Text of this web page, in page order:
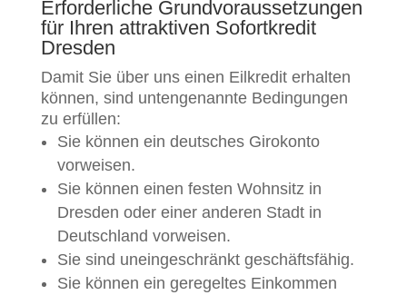
Erforderliche Grundvoraussetzungen
für Ihren attraktiven Sofortkredit
Dresden
Damit Sie über uns einen Eilkredit erhalten
können, sind untengenannte Bedingungen
zu erfüllen:
Sie können ein deutsches Girokonto
vorweisen.
Sie können einen festen Wohnsitz in
Dresden oder einer anderen Stadt in
Deutschland vorweisen.
Sie sind uneingeschränkt geschäftsfähig.
Sie können ein geregeltes Einkommen